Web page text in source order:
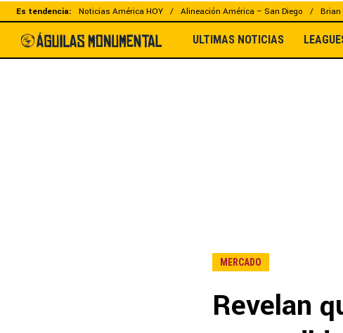
Es tendencia: Noticias América HOY Alineación América – San Diego
ULTIMAS NOTICIAS
MERCADO
Revelan